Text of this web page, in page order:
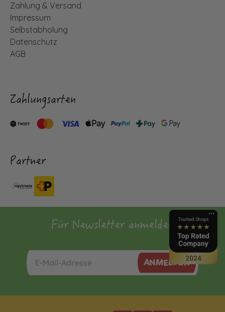
Zahlung & Versand
Impressum
Selbstabholung
Datenschutz
AGB
Zahlungsarten
Partner
Für Newsletter anmelden
ANMELDEN